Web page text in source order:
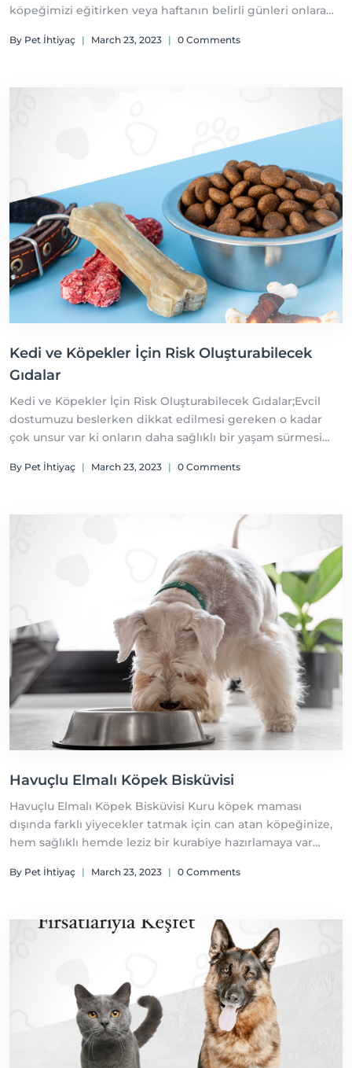
köpeğimizi eğitirken veya haftanın belirli günleri onlara
eğitimde kullanılan
By Pet İhtiyaç | March 23, 2023 | 0 Comments
Kedi ve Köpekler İçin Risk Oluşturabilecek
Gıdalar
Kedi ve Köpekler İçin Risk Oluşturabilecek Gıdalar;Evcil
dostumuzu beslerken dikkat edilmesi gereken o kadar
çok unsur var ki onların daha sağlıklı bir yaşam sürmesi
By Pet İhtiyaç | March 23, 2023 | 0 Comments
Havuçlu Elmalı Köpek Bisküvisi
Havuçlu Elmalı Köpek Bisküvisi Kuru köpek maması
dışında farklı yiyecekler tatmak için can atan köpeğinize,
hem sağlıklı hemde leziz bir kurabiye hazırlamaya var
By Pet İhtiyaç | March 23, 2023 | 0 Comments